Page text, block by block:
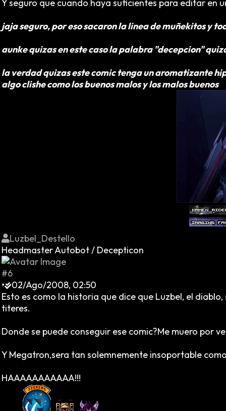
Y seguro que cuando haya suficientes para editar en
jaja seguro, por eso sacaron la linea de muñekitos y
aunke quizas en este caso la palabra "decepcion"
la verdad quizas este comic tenga un aromatizante
algo clishe como los buenos malos y los malos buenos
Luzbel_Destello
Headmaster Autobot / Decepticon
#6
•
02/Ago/2008, 02:50
Esto es como la historia que dice que Luzbel, el
titeres.
Donde se puede conseguir ese comic?Me muero por
Y Megatron,sera tan solemnemente insoportable
HAAAAAAAAAAA!!!